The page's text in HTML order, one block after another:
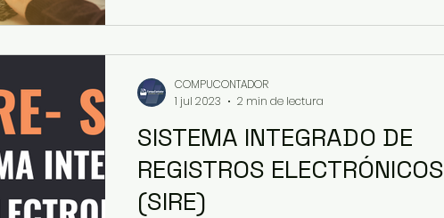
SISTEMA INTEGRADO DE
REGISTROS ELECTRÓNICOS
(SIRE)
COMPUCONTADOR
1 jul 2023
2 min de lectura